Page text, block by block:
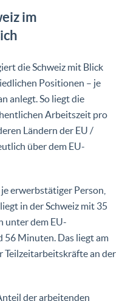
im
die Schweiz mit Blick
Positionen – je
anlegt. So liegt die
Arbeitszeit pro
Ländern der EU /
über dem EU-
erwerbstätiger Person,
in der Schweiz mit 35
unter dem EU-
56 Minuten. Das liegt am
Teilzeitarbeitskräfte an der
der arbeitenden